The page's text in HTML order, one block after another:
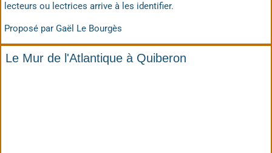
lecteurs ou lectrices arrive à les identifier.
Proposé par Gaël Le Bourgès
Le Mur de l'Atlantique à Quiberon